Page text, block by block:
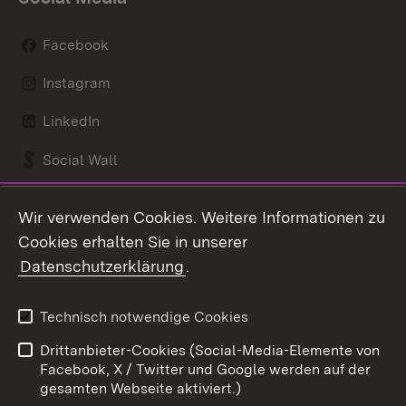
Facebook
Instagram
LinkedIn
Social Wall
Kontakt
Barrierefreiheit
Impressum
Cookies
Wir verwenden Cookies. Weitere Informationen zu
Cookies erhalten Sie in unserer
Datenschutzerklärung.
Technisch notwendige Cookies
Drittanbieter-Cookies (Social-Media-Elemente von
Facebook, X / Twitter und Google werden auf der
gesamten Webseite aktiviert.)